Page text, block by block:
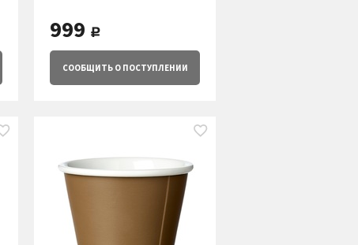
999 руб.
СООБЩИТЬО ПОСТУПЛЕНИИ